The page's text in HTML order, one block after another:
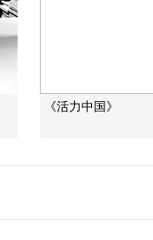
《活力中国》